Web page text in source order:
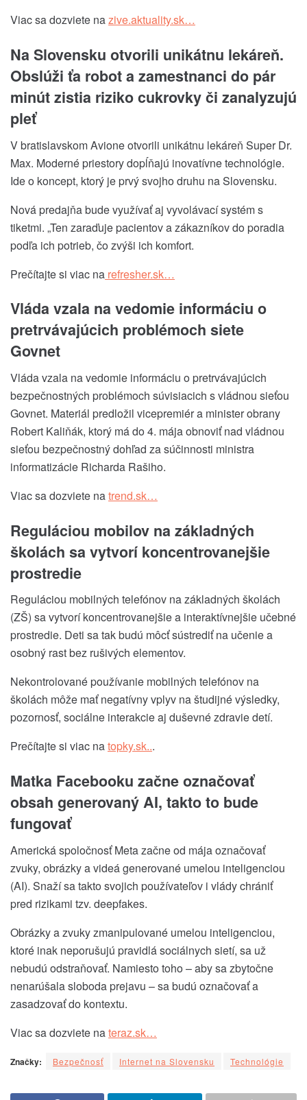
Viac sa dozviete nazive.aktuality.sk…
Na Slovensku otvorili unikátnu lekáreň.
Obslúži ťa robot a zamestnanci do pár
minút zistia riziko cukrovky či zanalyzujú
pleť
V bratislavskom Avione otvorili unikátnu lekáreň Super Dr.
Max. Moderné priestory dopĺňajú inovatívne technológie.
Ide o koncept, ktorý je prvý svojho druhu na Slovensku.
Nová predajňa bude využívať aj vyvolávací systém s
tiketmi. „Ten zaraďuje pacientov a zákazníkov do poradia
podľa ich potrieb, čo zvýši ich komfort.
Prečítajte si viac na refresher.sk…
Vláda vzala na vedomie informáciu o
pretrvávajúcich problémoch siete
Govnet
Vláda vzala na vedomie informáciu o pretrvávajúcich
bezpečnostných problémoch súvisiacich s vládnou sieťou
Govnet. Materiál predložil vicepremiér a minister obrany
Robert Kaliňák, ktorý má do 4. mája obnoviť nad vládnou
sieťou bezpečnostný dohľad za súčinnosti ministra
informatizácie Richarda Rašiho.
Viac sa dozviete natrend.sk…
Reguláciou mobilov na základných
školách sa vytvorí koncentrovanejšie
prostredie
Reguláciou mobilných telefónov na základných školách
(ZŠ) sa vytvorí koncentrovanejšie a interaktívnejšie učebné
prostredie. Deti sa tak budú môcť sústrediť na učenie a
osobný rast bez rušivých elementov.
Nekontrolované používanie mobilných telefónov na
školách môže mať negatívny vplyv na študijné výsledky,
pozornosť, sociálne interakcie aj duševné zdravie detí.
Prečítajte si viac natopky.sk...
Matka Facebooku začne označovať
obsah generovaný AI, takto to bude
fungovať
Americká spoločnosť Meta začne od mája označovať
zvuky, obrázky a videá generované umelou inteligenciou
(AI). Snaží sa takto svojich používateľov i vlády chrániť
pred rizikami tzv. deepfakes.
Obrázky a zvuky zmanipulované umelou inteligenciou,
ktoré inak neporušujú pravidlá sociálnych sietí, sa už
nebudú odstraňovať. Namiesto toho – aby sa zbytočne
nenarúšala sloboda prejavu – sa budú označovať a
zasadzovať do kontextu.
Viac sa dozviete nateraz.sk…
Značky: Bezpečnosť Internet na Slovensku Technológie